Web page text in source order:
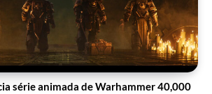
série animada de Warhammer 40,000